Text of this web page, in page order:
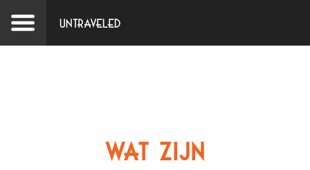
Untraveled
Wat zijn